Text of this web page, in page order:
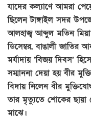
যাদের কল্যাণে আমরা
ছিলেন টাঙ্গাইল সদর
আলহাজ্ব আব্দুল মতিন
ডিসেম্বর, বাঙালী জাতির
মর্যাদায় ‘বিজয় দিবস’
সম্মাননা দেয়া হয় বীর
বিদায় নিলেন বীর
তার মৃত্যুতে শোকের ছায়া
মাঝে।